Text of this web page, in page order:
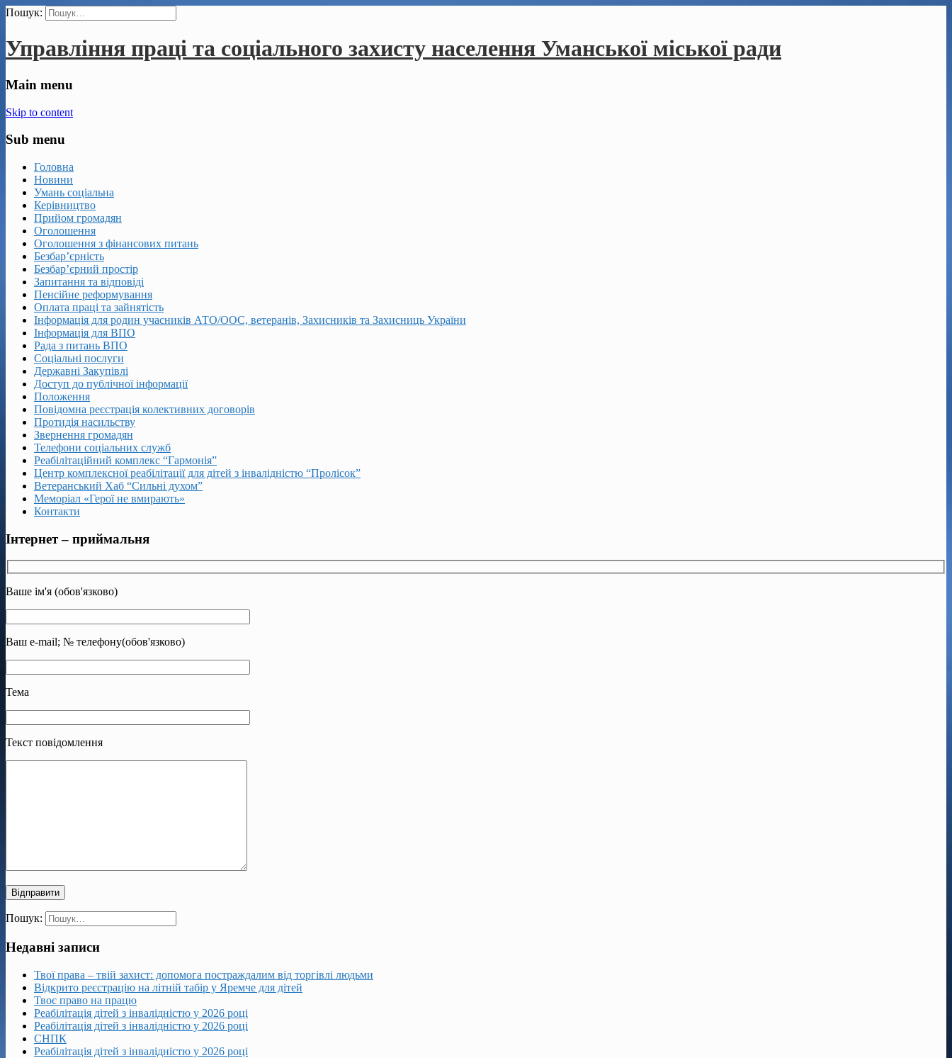
Пошук:
Управління праці та соціального захисту населення Уманської міської ради
Main menu
Skip to content
Sub menu
Головна
Новини
Умань соціальна
Керівництво
Прийом громадян
Оголошення
Оголошення з фінансових питань
Безбар’єрність
Безбар’єрний простір
Запитання та відповіді
Пенсійне реформування
Оплата праці та зайнятість
Інформація для родин учасників АТО/ООС, ветеранів, Захисників та Захисниць України
Інформація для ВПО
Рада з питань ВПО
Соціальні послуги
Державні Закупівлі
Доступ до публічної інформації
Положення
Повідомна реєстрація колективних договорів
Протидія насильству
Звернення громадян
Телефони соціальних служб
Реабілітаційний комплекс “Гармонія”
Центр комплексної реабілітації для дітей з інвалідністю “Пролісок”
Ветеранський Хаб “Сильні духом”
Меморіал «Герої не вмирають»
Контакти
Інтернет – приймальня
Ваше ім'я (обов'язково)
Ваш e-mail; № телефону(обов'язково)
Тема
Текст повідомлення
Пошук:
Недавні записи
Твої права – твій захист: допомога постраждалим від торгівлі людьми
Відкрито реєстрацію на літній табір у Яремче для дітей
Твоє право на працю
Реабілітація дітей з інвалідністю у 2026 році
Реабілітація дітей з інвалідністю у 2026 році
СНПК
Реабілітація дітей з інвалідністю у 2026 році